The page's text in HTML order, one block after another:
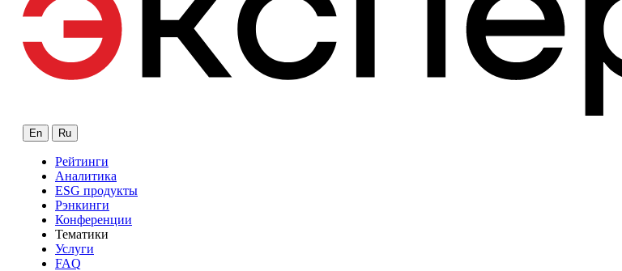
En Ru
Рейтинги
Аналитика
ESG продукты
Рэнкинги
Конференции
Тематики
Услуги
FAQ